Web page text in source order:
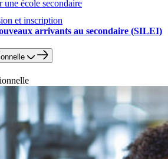
une école secondaire
et inscription
arrivants au secondaire (SILEI)